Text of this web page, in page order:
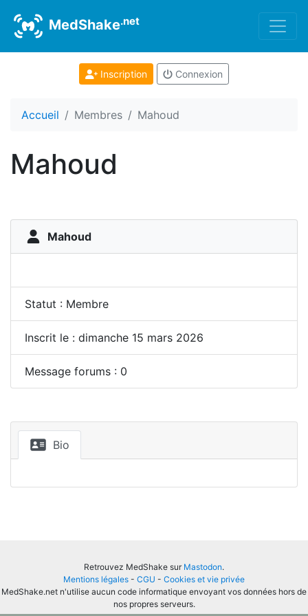
MedShake.net
Inscription Connexion
Accueil Membres Mahoud
Mahoud
Mahoud
Statut : Membre
Inscrit le : dimanche 15 mars 2026
Message forums : 0
Bio
Retrouvez MedShake sur Mastodon.
Mentions légales - CGU - Cookies et vie privée
MedShake.net n'utilise aucun code informatique envoyant vos données hors de
nos propres serveurs.